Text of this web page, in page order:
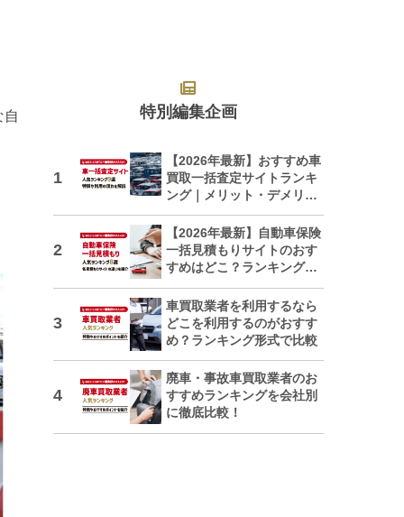
自 特別編集企画
【2026年最新】おすすめ車
買取一括査定サイトランキ
ング｜メリット・デメリッ
トも解説
【2026年最新】自動車保険
一括見積もりサイトのおす
すめはどこ？ランキングで
車買取業者を利用するなら
どこを利用するのがおすす
め？ランキング形式で比較
廃車・事故車買取業者のお
すすめランキングを会社別
に徹底比較！